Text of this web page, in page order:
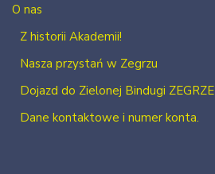
O nas
Z historii Akademii!
Nasza przystań w Zegrzu
Dojazd do Zielonej Bindugi ZEGRZE
Dane kontaktowe i numer konta.